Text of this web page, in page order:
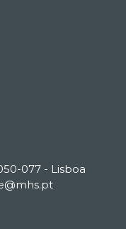
077 - Lisboa